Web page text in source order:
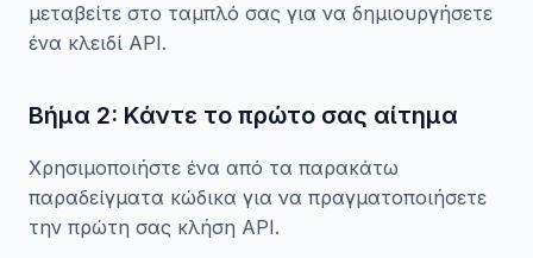
μεταβείτε στο ταμπλό σας για να δημιουργήσετε
ένα κλειδί API.
Βήμα 2: Κάντε το πρώτο σας αίτημα
Χρησιμοποιήστε ένα από τα παρακάτω
παραδείγματα κώδικα για να πραγματοποιήσετε
την πρώτη σας κλήση API.